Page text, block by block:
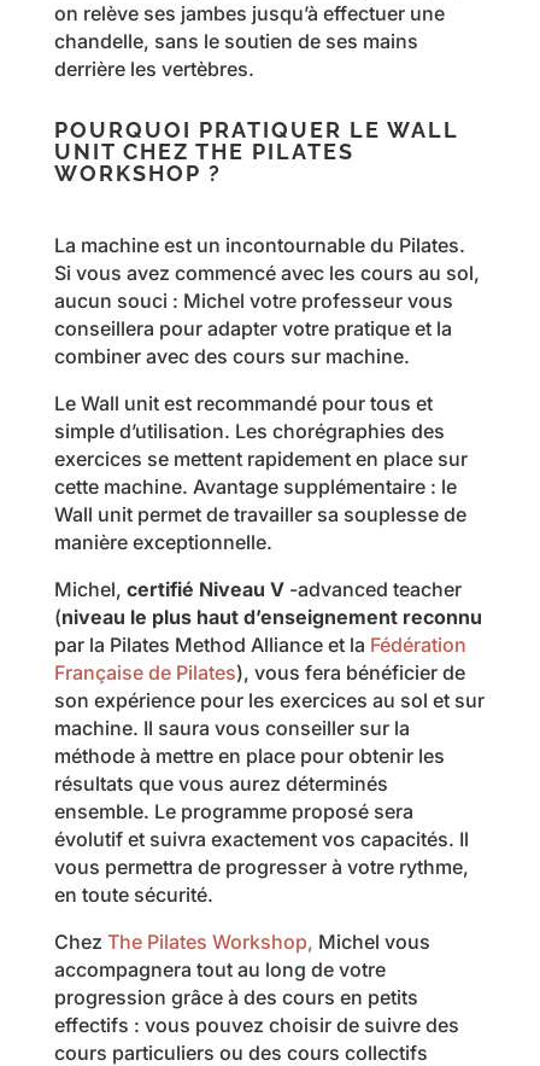
on relève ses jambes jusqu’à effectuer une
chandelle, sans le soutien de ses mains
derrière les vertèbres.
POURQUOI PRATIQUER LE WALL
UNIT CHEZ THE PILATES
WORKSHOP ?
La machine est un incontournable du Pilates.
Si vous avez commencé avec les cours au sol,
aucun souci : Michel votre professeur vous
conseillera pour adapter votre pratique et la
combiner avec des cours sur machine.
Le Wall unit est recommandé pour tous et
simple d’utilisation. Les chorégraphies des
exercices se mettent rapidement en place sur
cette machine. Avantage supplémentaire : le
Wall unit permet de travailler sa souplesse de
manière exceptionnelle.
Michel, certifié Niveau V-advanced teacher
(niveau le plus haut d’enseignement reconnu
par la Pilates Method Alliance et la Fédération
Française de Pilates), vous fera bénéficier de
son expérience pour les exercices au sol et sur
machine. Il saura vous conseiller sur la
méthode à mettre en place pour obtenir les
résultats que vous aurez déterminés
ensemble. Le programme proposé sera
évolutif et suivra exactement vos capacités. Il
vous permettra de progresser à votre rythme,
en toute sécurité.
Chez The Pilates Workshop, Michel vous
accompagnera tout au long de votre
progression grâce à des cours en petits
effectifs : vous pouvez choisir de suivre des
cours particuliers ou des cours collectifs